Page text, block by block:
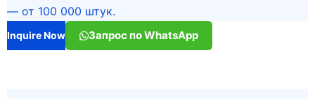
— от 100 000 штук.
Inquire Now Запрос по WhatsApp